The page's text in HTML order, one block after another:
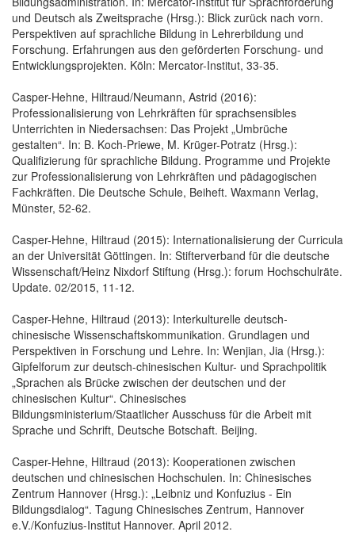
und Deutsch als Zweitsprache (Hrsg.): Blick zurück nach vorn.
Perspektiven auf sprachliche Bildung in Lehrerbildung und
Forschung. Erfahrungen aus den geförderten Forschung- und
Entwicklungsprojekten. Köln: Mercator-Institut, 33-35.
Casper-Hehne, Hiltraud/Neumann, Astrid (2016):
Professionalisierung von Lehrkräften für sprachsensibles
Unterrichten in Niedersachsen: Das Projekt „Umbrüche
gestalten“. In: B. Koch-Priewe, M. Krüger-Potratz (Hrsg.):
Qualifizierung für sprachliche Bildung. Programme und Projekte
zur Professionalisierung von Lehrkräften und pädagogischen
Fachkräften. Die Deutsche Schule, Beiheft. Waxmann Verlag,
Münster, 52-62.
Casper-Hehne, Hiltraud (2015): Internationalisierung der Curricula
an der Universität Göttingen. In: Stifterverband für die deutsche
Wissenschaft/Heinz Nixdorf Stiftung (Hrsg.): forum Hochschulräte.
Update. 02/2015, 11-12.
Casper-Hehne, Hiltraud (2013): Interkulturelle deutsch-
chinesische Wissenschaftskommunikation. Grundlagen und
Perspektiven in Forschung und Lehre. In: Wenjian, Jia (Hrsg.):
Gipfelforum zur deutsch-chinesischen Kultur- und Sprachpolitik
„Sprachen als Brücke zwischen der deutschen und der
chinesischen Kultur“. Chinesisches
Bildungsministerium/Staatlicher Ausschuss für die Arbeit mit
Sprache und Schrift, Deutsche Botschaft. Beijing.
Casper-Hehne, Hiltraud (2013): Kooperationen zwischen
deutschen und chinesischen Hochschulen. In: Chinesisches
Zentrum Hannover (Hrsg.): „Leibniz und Konfuzius - Ein
Bildungsdialog“. Tagung Chinesisches Zentrum, Hannover
e.V./Konfuzius-Institut Hannover. April 2012.